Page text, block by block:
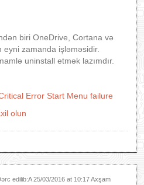
biri OneDrive, Cortana və
eyni zamanda işləməsidir.
uninstall etmək lazımdır.
Error Start Menu failure
olun
edilib:A25/03/2016 at 10:17 Axşam